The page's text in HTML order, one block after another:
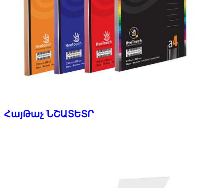
ՀայԹաչ ՆՇԱՏԵՏՐ